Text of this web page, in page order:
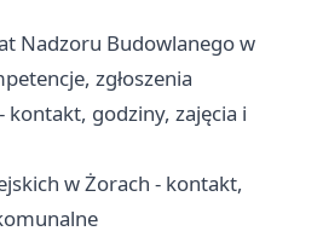
Nadzoru Budowlanego w
zgłoszenia
kontakt, godziny, zajęcia i
w Żorach - kontakt,